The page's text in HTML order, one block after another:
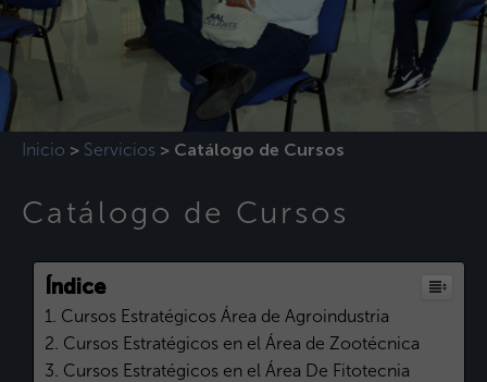
Inicio > Servicios > Catálogo de Cursos
Catálogo de Cursos
Índice
Cursos Estratégicos Área de Agroindustria
Cursos Estratégicos en el Área de Zootécnica
Cursos Estratégicos en el Área De Fitotecnia